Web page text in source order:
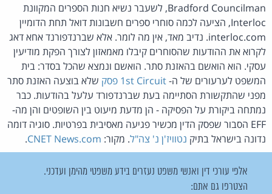
Bradford Councilman, לשעבר נשיא חנות הספרים המקוונת
Interloc, הציעה לכמה סוחרי ספרים חשבונות דואל תחת הדומיין
interloc.com. נדיב מאד, אין מה לומר. אלא שברנדפורנד אחא דאג
לקרוא את ההודעות שהסוחרים קיבלו מאמאזון לצורך הפקת מודיעין
עסקי. הוא הואשם בהאזנת סתר. הואשם ונמצא שהכל בסדר: בית
המשפט לערעורים של ה-1st Circuit פסק שלא בוצעה האזנת סתר
מפני שהתקשורת הסתיימה בעת שברנדפורד עלעל בהודעות. כבר
נמתחה ביקורת על הפסיקה - הן מדעת מיעוט בין השופטים והן מה-
EFF הסבור שפסק הדין מכשיר פגיעה מאסיבית בפרטיות. סוגיה דומה
נדונה בישראל בתיק נטוויז'ן נ' צה"ל. מקור: CNET News.com
.
אלפי עורכי דין ואנשי משפט נעזרים בידע משפטי מהימן ועדכני.
הצטרפו גם אתם: